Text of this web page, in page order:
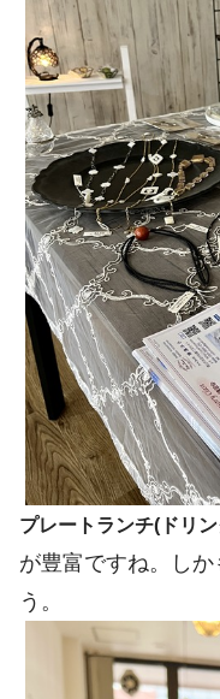
プレートランチ(ドリ
が豊富ですね。し
う。